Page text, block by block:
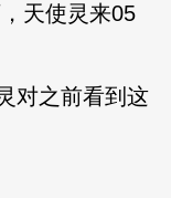
天使灵来05
对之前看到这